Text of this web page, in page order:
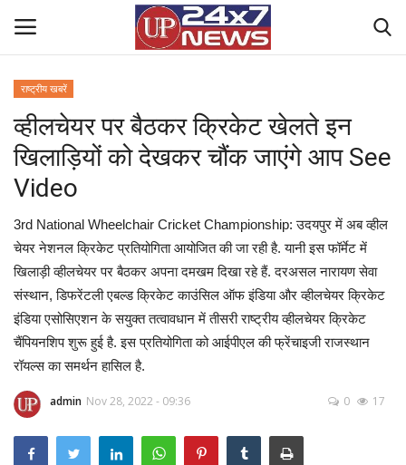
Home
Contact Us
राष्ट्रीय खबरें
उत्तर प्रदेश
बिज़नेस
क्राइम
मनोरंजन
Gallery
राष्ट्रीय खबरें
व्हीलचेयर पर बैठकर क्रिकेट खेलते इन
खिलाड़ियों को देखकर चौंक जाएंगे आप See
Video
3rd National Wheelchair Cricket Championship: उदयपुर में अब व्हील
चेयर नेशनल क्रिकेट प्रतियोगिता आयोजित की जा रही है. यानी इस फॉर्मेट में
खिलाड़ी व्हीलचेयर पर बैठकर अपना दमखम दिखा रहे हैं. दरअसल नारायण सेवा
संस्थान, डिफरेंटली एबल्ड क्रिकेट काउंसिल ऑफ इंडिया और व्हीलचेयर क्रिकेट
इंडिया एसोसिएशन के सयुक्त तत्वावधान में तीसरी राष्ट्रीय व्हीलचेयर क्रिकेट
चैंपियनशिप शुरू हुई है. इस प्रतियोगिता को आईपीएल की फ्रेंचाइजी राजस्थान
रॉयल्स का समर्थन हासिल है.
admin Nov 28, 2022 - 09:36 0 17